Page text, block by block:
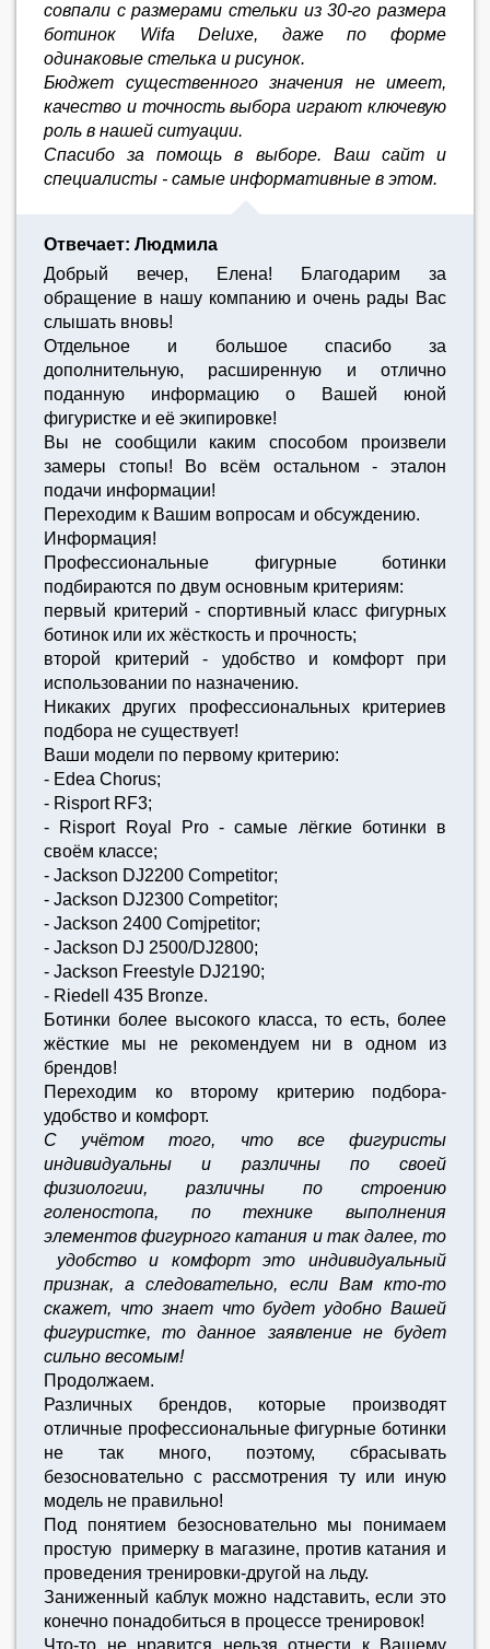
совпали с размерами стельки из 30-го размера
ботинок Wifa Deluxe, даже по форме
одинаковые стелька и рисунок.
Бюджет существенного значения не имеет,
качество и точность выбора играют ключевую
роль в нашей ситуации.
Спасибо за помощь в выборе. Ваш сайт и
специалисты - самые информативные в этом.
Отвечает: Людмила
Добрый вечер, Елена! Благодарим за
обращение в нашу компанию и очень рады Вас
слышать вновь!
Отдельное и большое спасибо за
дополнительную, расширенную и отлично
поданную информацию о Вашей юной
фигуристке и её экипировке!
Вы не сообщили каким способом произвели
замеры стопы! Во всём остальном - эталон
подачи информации!
Переходим к Вашим вопросам и обсуждению.
Информация!
Профессиональные фигурные ботинки
подбираются по двум основным критериям:
первый критерий - спортивный класс фигурных
ботинок или их жёсткость и прочность;
второй критерий - удобство и комфорт при
использовании по назначению.
Никаких других профессиональных критериев
подбора не существует!
Ваши модели по первому критерию:
- Edea Chorus;
- Risport RF3;
- Risport Royal Pro - самые лёгкие ботинки в
своём классе;
- Jackson DJ2200 Competitor;
- Jackson DJ2300 Competitor;
- Jackson 2400 Comjpetitor;
- Jackson DJ 2500/DJ2800;
- Jackson Freestyle DJ2190;
- Riedell 435 Bronze.
Ботинки более высокого класса, то есть, более
жёсткие мы не рекомендуем ни в одном из
брендов!
Переходим ко второму критерию подбора-
удобство и комфорт.
С учётом того, что все фигуристы
индивидуальны и различны по своей
физиологии, различны по строению
голеностопа, по технике выполнения
элементов фигурного катания и так далее, то
удобство и комфорт это индивидуальный
признак, а следовательно, если Вам кто-то
скажет, что знает что будет удобно Вашей
фигуристке, то данное заявление не будет
сильно весомым!
Продолжаем.
Различных брендов, которые производят
отличные профессиональные фигурные ботинки
не так много, поэтому, сбрасывать
безосновательно с рассмотрения ту или иную
модель не правильно!
Под понятием безосновательно мы понимаем
простую примерку в магазине, против катания и
проведения тренировки-другой на льду.
Заниженный каблук можно надставить, если это
конечно понадобиться в процессе тренировок!
Что-то не нравится нельзя отнести к Вашему